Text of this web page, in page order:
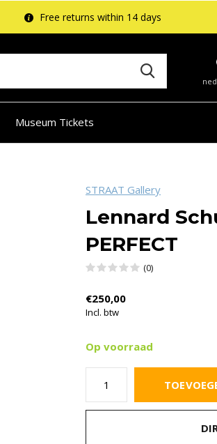
Museum Tickets
Free returns within 14 days
STRAAT Gallery
Lennard
PERFECT
(0)
€250,00
Incl. btw
Op voorraad